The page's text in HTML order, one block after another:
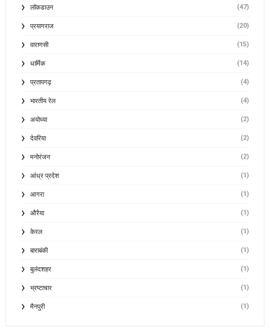
लॉकडाउन (47)
प्रयागराज (20)
वाराणसी (15)
धार्मिक (14)
प्रतापगढ़ (4)
भारतीय रेल (4)
अयोध्या (2)
देवरिया (2)
मनोरंजन (2)
आंध्र प्रदेश (1)
आगरा (1)
औरैया (1)
केरल (1)
बाराबंकी (1)
बुलंदशहर (1)
भ्रष्टाचार (1)
मैनपुरी (1)